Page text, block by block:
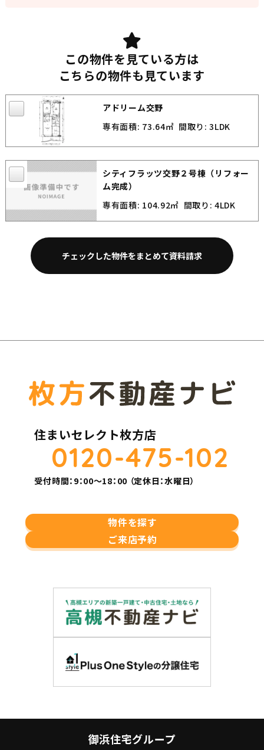
この物件を見ている方は
こちらの物件も見ています
アドリーム交野
専有面積: 73.64㎡ 間取り: 3LDK
シティフラッツ交野２号棟（リフォー
ム完成）
専有面積: 104.92㎡ 間取り: 4LDK
住まいセレクト枚方店
0120-475-102
受付時間：9：00～18：00 （定休日：水曜日）
物件を探す
ご来店予約
御浜住宅グループ